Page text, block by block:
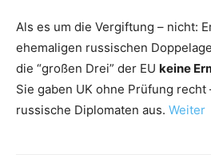
Als es um die Vergiftung – nicht:
ehemaligen russischen
die “großen Drei” der EU keine
Sie gaben UK ohne Prüfung
russische Diplomaten aus. Weiter